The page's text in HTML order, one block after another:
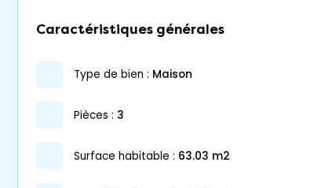
Caractéristiques générales
type de bien : maison
pièces : 3
surface habitable : 63.03 m2